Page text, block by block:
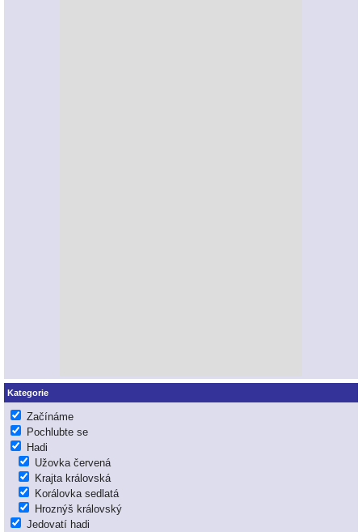
Kategorie
Začínáme
Pochlubte se
Hadi
Užovka červená
Krajta královská
Korálovka sedlatá
Hroznýš královský
Jedovatí hadi